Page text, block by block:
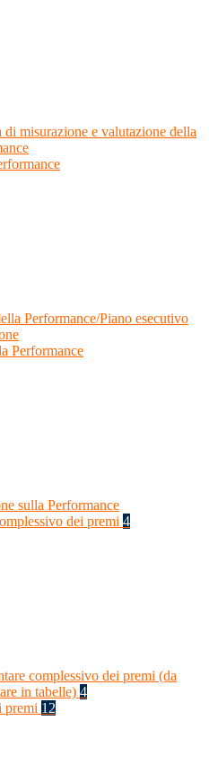
di misurazione e valutazione della
Performance/Piano esecutivo
Performance
sulla Performance
dei premi 4
complessivo dei premi (da
in tabelle) 4
premi 12